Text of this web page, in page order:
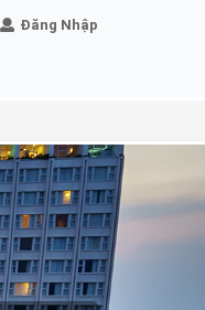
Đăng Nhập